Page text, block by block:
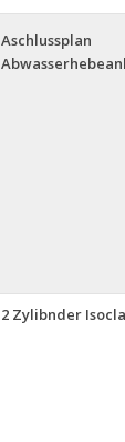
Aschlussplan
2 Zylibnder